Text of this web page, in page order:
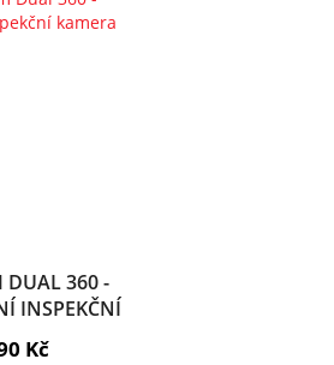
DUAL 360 -
INSPEKČNÍ
Kč